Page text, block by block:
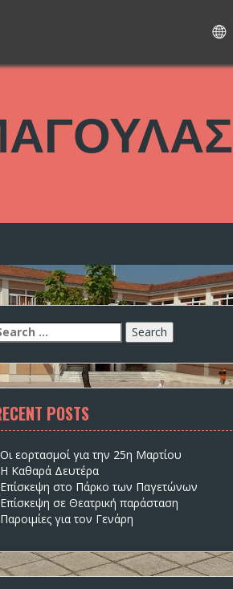
POSTS
Οι εορτασμοί για την 25η Μαρτίου
Η Καθαρά Δευτέρα
Επίσκεψη στο Πάρκο των Παγετώνων
Επίσκεψη σε Θεατρική παράσταση
Παροιμίες για τον Γενάρη